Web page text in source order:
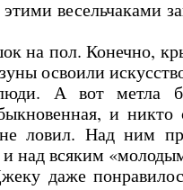
весельчаками
на пол. Конечно,
освоили
А вот метла
и
ловил. Над ним
над всяким
даже